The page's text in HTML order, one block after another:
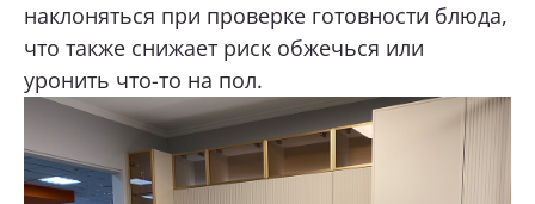
наклоняться при проверке готовности блюда,
что также снижает риск обжечься или
уронить что-то на пол.